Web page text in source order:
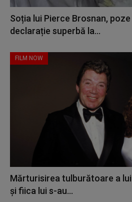
Soția lui Pierce Brosnan,
declarație superbă la...
FILM NOW
Mărturisirea tulburătoare a lui
și fiica lui s-au...